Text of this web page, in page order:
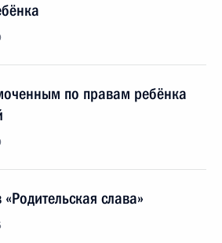
по правам ребёнка
слава»